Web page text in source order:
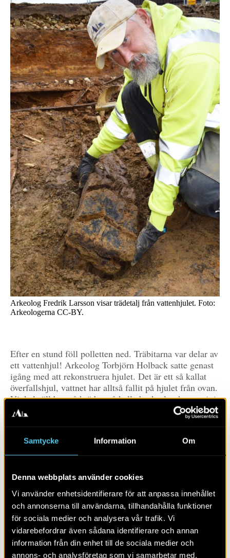
Samtycke Information Om
Denna webbplats använder cookies
Vi använder enhetsidentifierare för att anpassa innehållet
och annonserna till användarna, tillhandahålla funktioner
för sociala medier och analysera vår trafik. Vi
vidarebefordrar även sådana identifierare och annan
information från din enhet till de sociala medier och
annons- och analysföretag som vi samarbetar med.
Arkeolog Fredrik Larsson visar trädetalj från vattenhjulet. Foto:
Arkeologerna CC-BY.
Efter en stund föll polletten ned. Träbitarna var delar av
ett vattenhjul! Arkeolog Torbjörn Holback satte genast
igång med att rekonstruera hjulet. Det är ett så kallat
överfallshjul, vattnet har alltså fallit på hjulet från ovan.
Vinkelställda små brädor, så kallade skovlar, har suttit i
de V-formade urtagen. Hjulet har varit cirka 3 meter i
diameter.